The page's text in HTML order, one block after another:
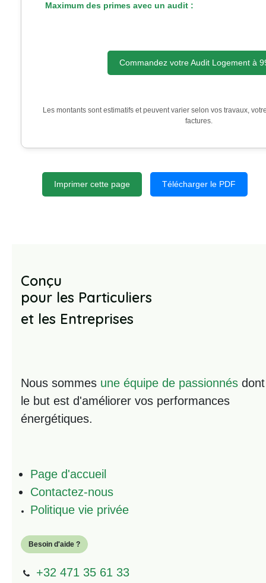
Maximum des primes avec un audit :
Commandez votre Audit Logement à
Les montants sont estimatifs et peuvent varier selon vos travaux,
factures.
Imprimer cette page Télécharger le PDF
Conçu
pour les Particuliers
et les Entreprises
Nous sommes une équipe de passionnés dont
le but est d'améliorer vos performances
énergétiques.
Page d'accueil
Contactez-nous
Politique vie privée
Besoin d'aide ?
+32 471 35 61 33